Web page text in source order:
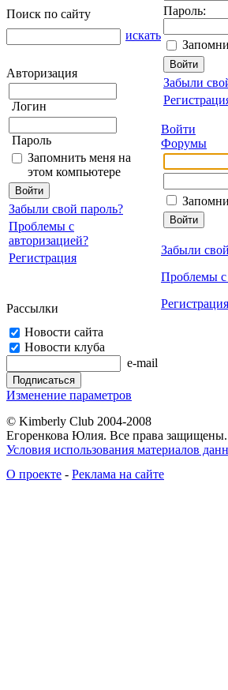
Поиск по сайту
искать
Авторизация
Логин
Пароль
Запомнить меня на
этом компьютере
Забыли свой пароль?
Проблемы с
авторизацией?
Регистрация
Рассылки
Новости сайта
Новости клуба
e-mail
Изменение параметров
Пароль:
Забыли
Войти
Форумы
Забыли
Проблемы с
Регистрация
© Kimberly Club 2004-2008
Егоренкова Юлия. Все права защищены.
Условия использования материалов
О проекте - Реклама на сайте